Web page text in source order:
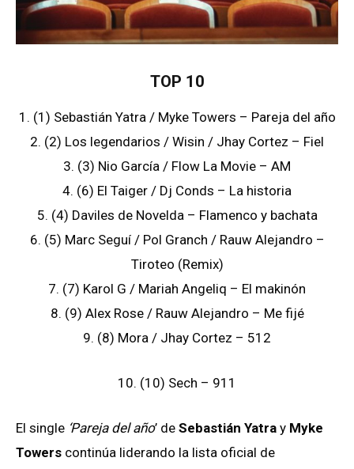
TOP 10
1. (1) Sebastián Yatra / Myke Towers – Pareja del año
2. (2) Los legendarios / Wisin / Jhay Cortez – Fiel
3. (3) Nio García / Flow La Movie – AM
4. (6) El Taiger / Dj Conds – La historia
5. (4) Daviles de Novelda – Flamenco y bachata
6. (5) Marc Seguí / Pol Granch / Rauw Alejandro –
Tiroteo (Remix)
7. (7) Karol G / Mariah Angeliq – El makinón
8. (9) Alex Rose / Rauw Alejandro – Me fijé
9. (8) Mora / Jhay Cortez – 512
10. (10) Sech – 911
El single ‘Pareja del año’ de Sebastián Yatra y Myke
Towers continúa liderando la lista oficial de